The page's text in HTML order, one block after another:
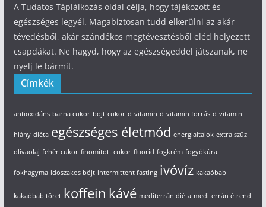
A Tudatos Táplálkozás oldal célja, hogy tájékozott és
egészséges legyél. Magabiztosan tudd elkerülni az akár
tévedésből, akár szándékos megtévesztésből eléd helyezett
csapdákat. Ne hagyd, hogy az egészségeddel játszanak, ne
nyelj le bármit.
Címkék
antioxidáns barna cukor böjt cukor d-vitamin d-vitamin forrás d-vitamin
hiány diéta egészséges életmód energiaitalok extra szűz
olívaolaj fehér cukor finomított cukor fluorid fogkrém fogyókúra
fokhagyma időszakos böjt intermittent fasting ivóvíz kakaóbab
kakaóbab töret koffein kávé mediterrán diéta mediterrán étrend